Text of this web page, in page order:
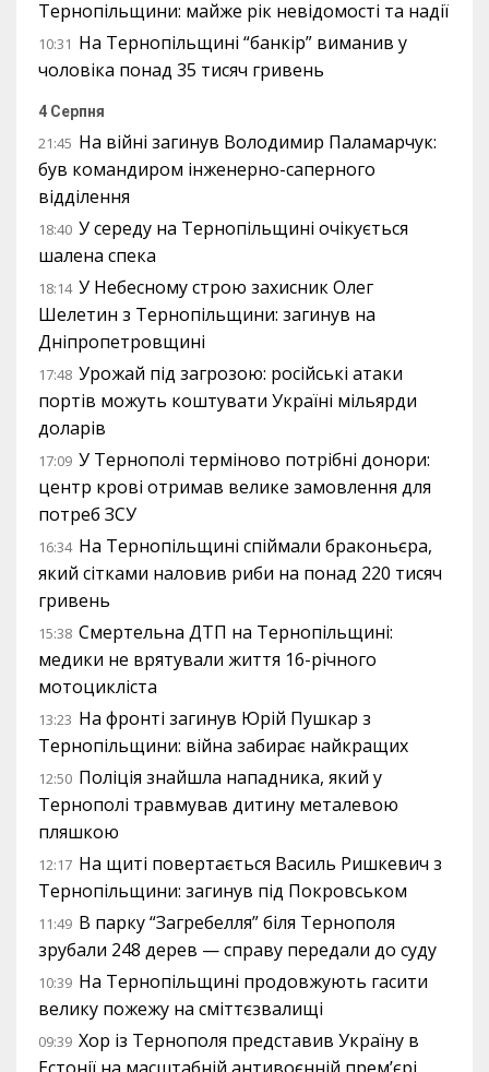
Тернопільщини: майже рік невідомості та надії
10:31 На Тернопільщині “банкір” виманив у
чоловіка понад 35 тисяч гривень
4 Серпня
21:45 На війні загинув Володимир Паламарчук:
був командиром інженерно-саперного
відділення
18:40 У середу на Тернопільщині очікується
шалена спека
18:14 У Небесному строю захисник Олег
Шелетин з Тернопільщини: загинув на
Дніпропетровщині
17:48 Урожай під загрозою: російські атаки
портів можуть коштувати Україні мільярди
доларів
17:09 У Тернополі терміново потрібні донори:
центр крові отримав велике замовлення для
потреб ЗСУ
16:34 На Тернопільщині спіймали браконьєра,
який сітками наловив риби на понад 220 тисяч
гривень
15:38 Смертельна ДТП на Тернопільщині:
медики не врятували життя 16-річного
мотоцикліста
13:23 На фронті загинув Юрій Пушкар з
Тернопільщини: війна забирає найкращих
12:50 Поліція знайшла нападника, який у
Тернополі травмував дитину металевою
пляшкою
12:17 На щиті повертається Василь Ришкевич з
Тернопільщини: загинув під Покровськом
11:49 В парку “Загребелля” біля Тернополя
зрубали 248 дерев — справу передали до суду
10:39 На Тернопільщині продовжують гасити
велику пожежу на сміттєзвалищі
09:39 Хор із Тернополя представив Україну в